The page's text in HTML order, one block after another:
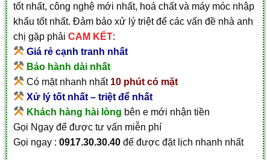
tốt nhất, công nghệ mới nhất, hoá chất và máy móc nhập
khẩu tốt nhất. Đảm bảo xử lý triệt để các vấn đề nhà anh
chị gặp phải CAM KẾT:
Giá rẻ cạnh tranh nhất
Bảo hành dài nhất
Có mặt nhanh nhất 10 phút có mặt
Xử lý tốt nhất – triệt để nhất
Khách hàng hài lòng bên e mới nhận tiền
Gọi Ngay để được tư vấn miễn phí
Gọi ngay : 0917.30.30.40để được đặt lịch nhanh nhất